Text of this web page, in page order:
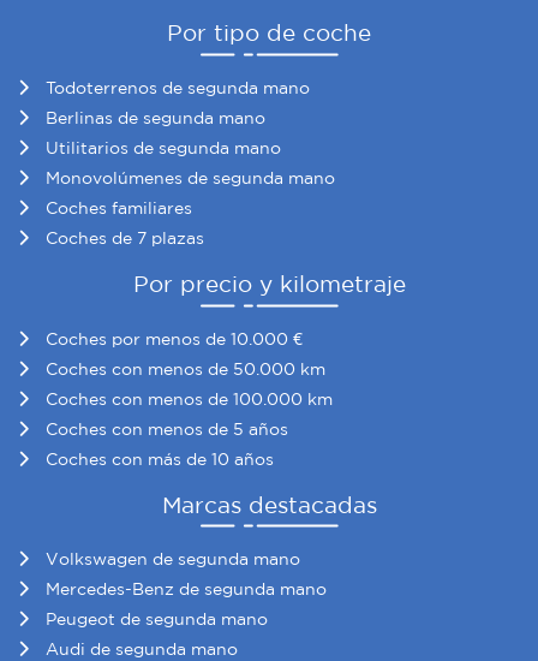
Por tipo de coche
Todoterrenos de segunda mano
Berlinas de segunda mano
Utilitarios de segunda mano
Monovolúmenes de segunda mano
Coches familiares
Coches de 7 plazas
Por precio y kilometraje
Coches por menos de 10.000 €
Coches con menos de 50.000 km
Coches con menos de 100.000 km
Coches con menos de 5 años
Coches con más de 10 años
Marcas destacadas
Volkswagen de segunda mano
Mercedes-Benz de segunda mano
Peugeot de segunda mano
Audi de segunda mano